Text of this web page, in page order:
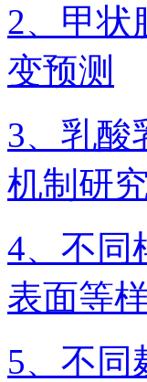
2、甲状
变预测
3、乳酸
机制研
4、不同
表面等
5、不同